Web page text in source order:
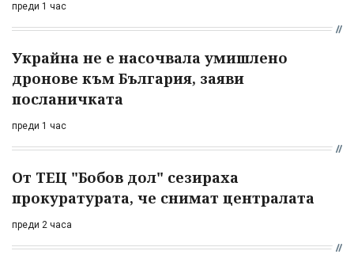
преди 1 час
Украйна не е насочвала умишлено
дронове към България, заяви
посланичката
преди 1 час
От ТЕЦ "Бобов дол" сезираха
прокуратурата, че снимат централата
преди 2 часа